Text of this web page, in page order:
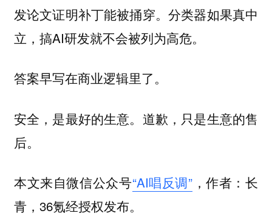
发论文证明补丁能被捅穿。分类器如果真中
立，搞AI研发就不会被列为高危。
答案早写在商业逻辑里了。
安全，是最好的生意。道歉，只是生意的售
后。
本文来自微信公众号“AI唱反调”，作者：长
青，36氪经授权发布。